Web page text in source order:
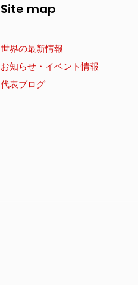
Site map
世界の最新情報
お知らせ・イベント情報
代表ブログ